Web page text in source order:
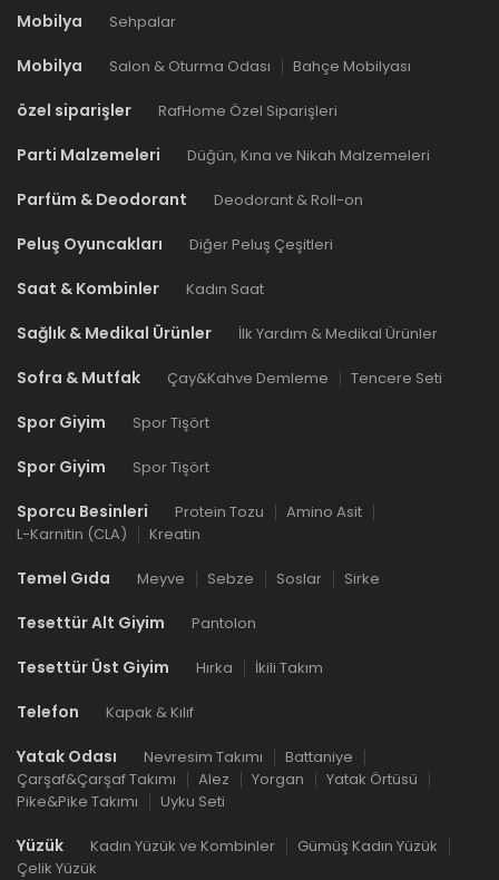
Mobilya Sehpalar
Mobilya Salon & Oturma Odası Bahçe Mobilyası
özel siparişler RafHome Özel Siparişleri
Parti Malzemeleri Düğün, Kına ve Nikah Malzemeleri
Parfüm & Deodorant Deodorant & Roll-on
Peluş Oyuncakları Diğer Peluş Çeşitleri
Saat & Kombinler Kadın Saat
Sağlık & Medikal Ürünler İlk Yardım & Medikal Ürünler
Sofra & Mutfak Çay&Kahve Demleme Tencere Seti
Spor Giyim Spor Tişört
Spor Giyim Spor Tişört
Sporcu Besinleri Protein Tozu
Amino Asit
L-Karnitin (CLA)
Kreatin
Temel Gıda Meyve Sebze Soslar Sirke
Tesettür Alt Giyim Pantolon
Tesettür Üst Giyim Hırka İkili Takım
Telefon Kapak & Kılıf
Yatak Odası Nevresim Takımı
Battaniye
Çarşaf&Çarşaf Takımı
Alez Yorgan
Yatak Örtüsü
Pike&Pike Takımı
Uyku Seti
Yüzük Kadın Yüzük ve Kombinler
Gümüş Kadın Yüzük
Çelik Yüzük